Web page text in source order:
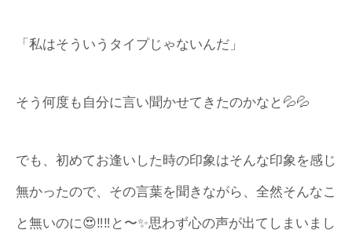
「私はそういうタイプじゃないんだ」
そう何度も自分に言い聞かせてきたのかなと💦💦
でも、初めてお逢いした時の印象はそんな印象を感じ
無かったので、その言葉を聞きながら、全然そんなこ
と無いのに😍‼︎‼︎と〜✨思わず心の声が出てしまいまし